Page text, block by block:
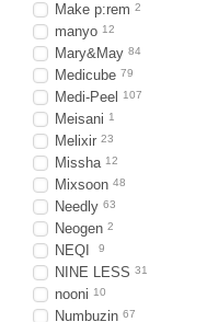
Make p:rem 2
manyo 12
Mary&May 84
Medicube 79
Medi-Peel 107
Meisani 1
Melixir 23
Missha 12
Mixsoon 48
Needly 63
Neogen 2
NEQI 9
NINE LESS 31
nooni 10
Numbuzin 67